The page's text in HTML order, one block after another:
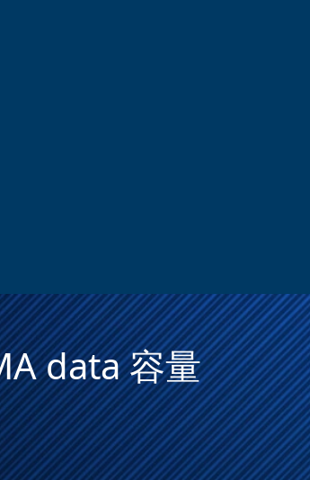
data 容量